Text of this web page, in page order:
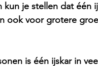
kun je stellen dat
ook voor grotere
is één ijskar in